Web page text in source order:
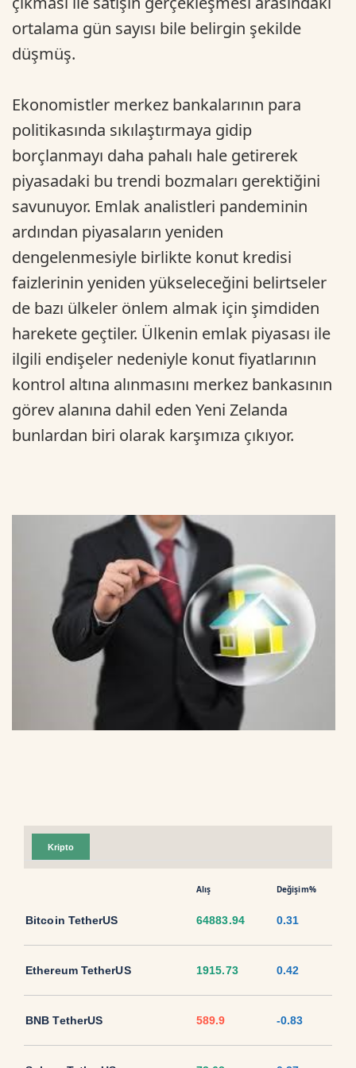
ortalama gün sayısı bile belirgin şekilde
düşmüş.
Ekonomistler merkez bankalarının para
politikasında sıkılaştırmaya gidip
borçlanmayı daha pahalı hale getirerek
piyasadaki bu trendi bozmaları gerektiğini
savunuyor. Emlak analistleri pandeminin
ardından piyasaların yeniden
dengelenmesiyle birlikte konut kredisi
faizlerinin yeniden yükseleceğini belirtseler
de bazı ülkeler önlem almak için şimdiden
harekete geçtiler. Ülkenin emlak piyasası ile
ilgili endişeler nedeniyle konut fiyatlarının
kontrol altına alınmasını merkez bankasının
görev alanına dahil eden Yeni Zelanda
bunlardan biri olarak karşımıza çıkıyor.
Kripto
Alış Değişim%
Bitcoin TetherUS 64883.94 0.31
Ethereum TetherUS 1915.73 0.42
BNB TetherUS 589.9 -0.83